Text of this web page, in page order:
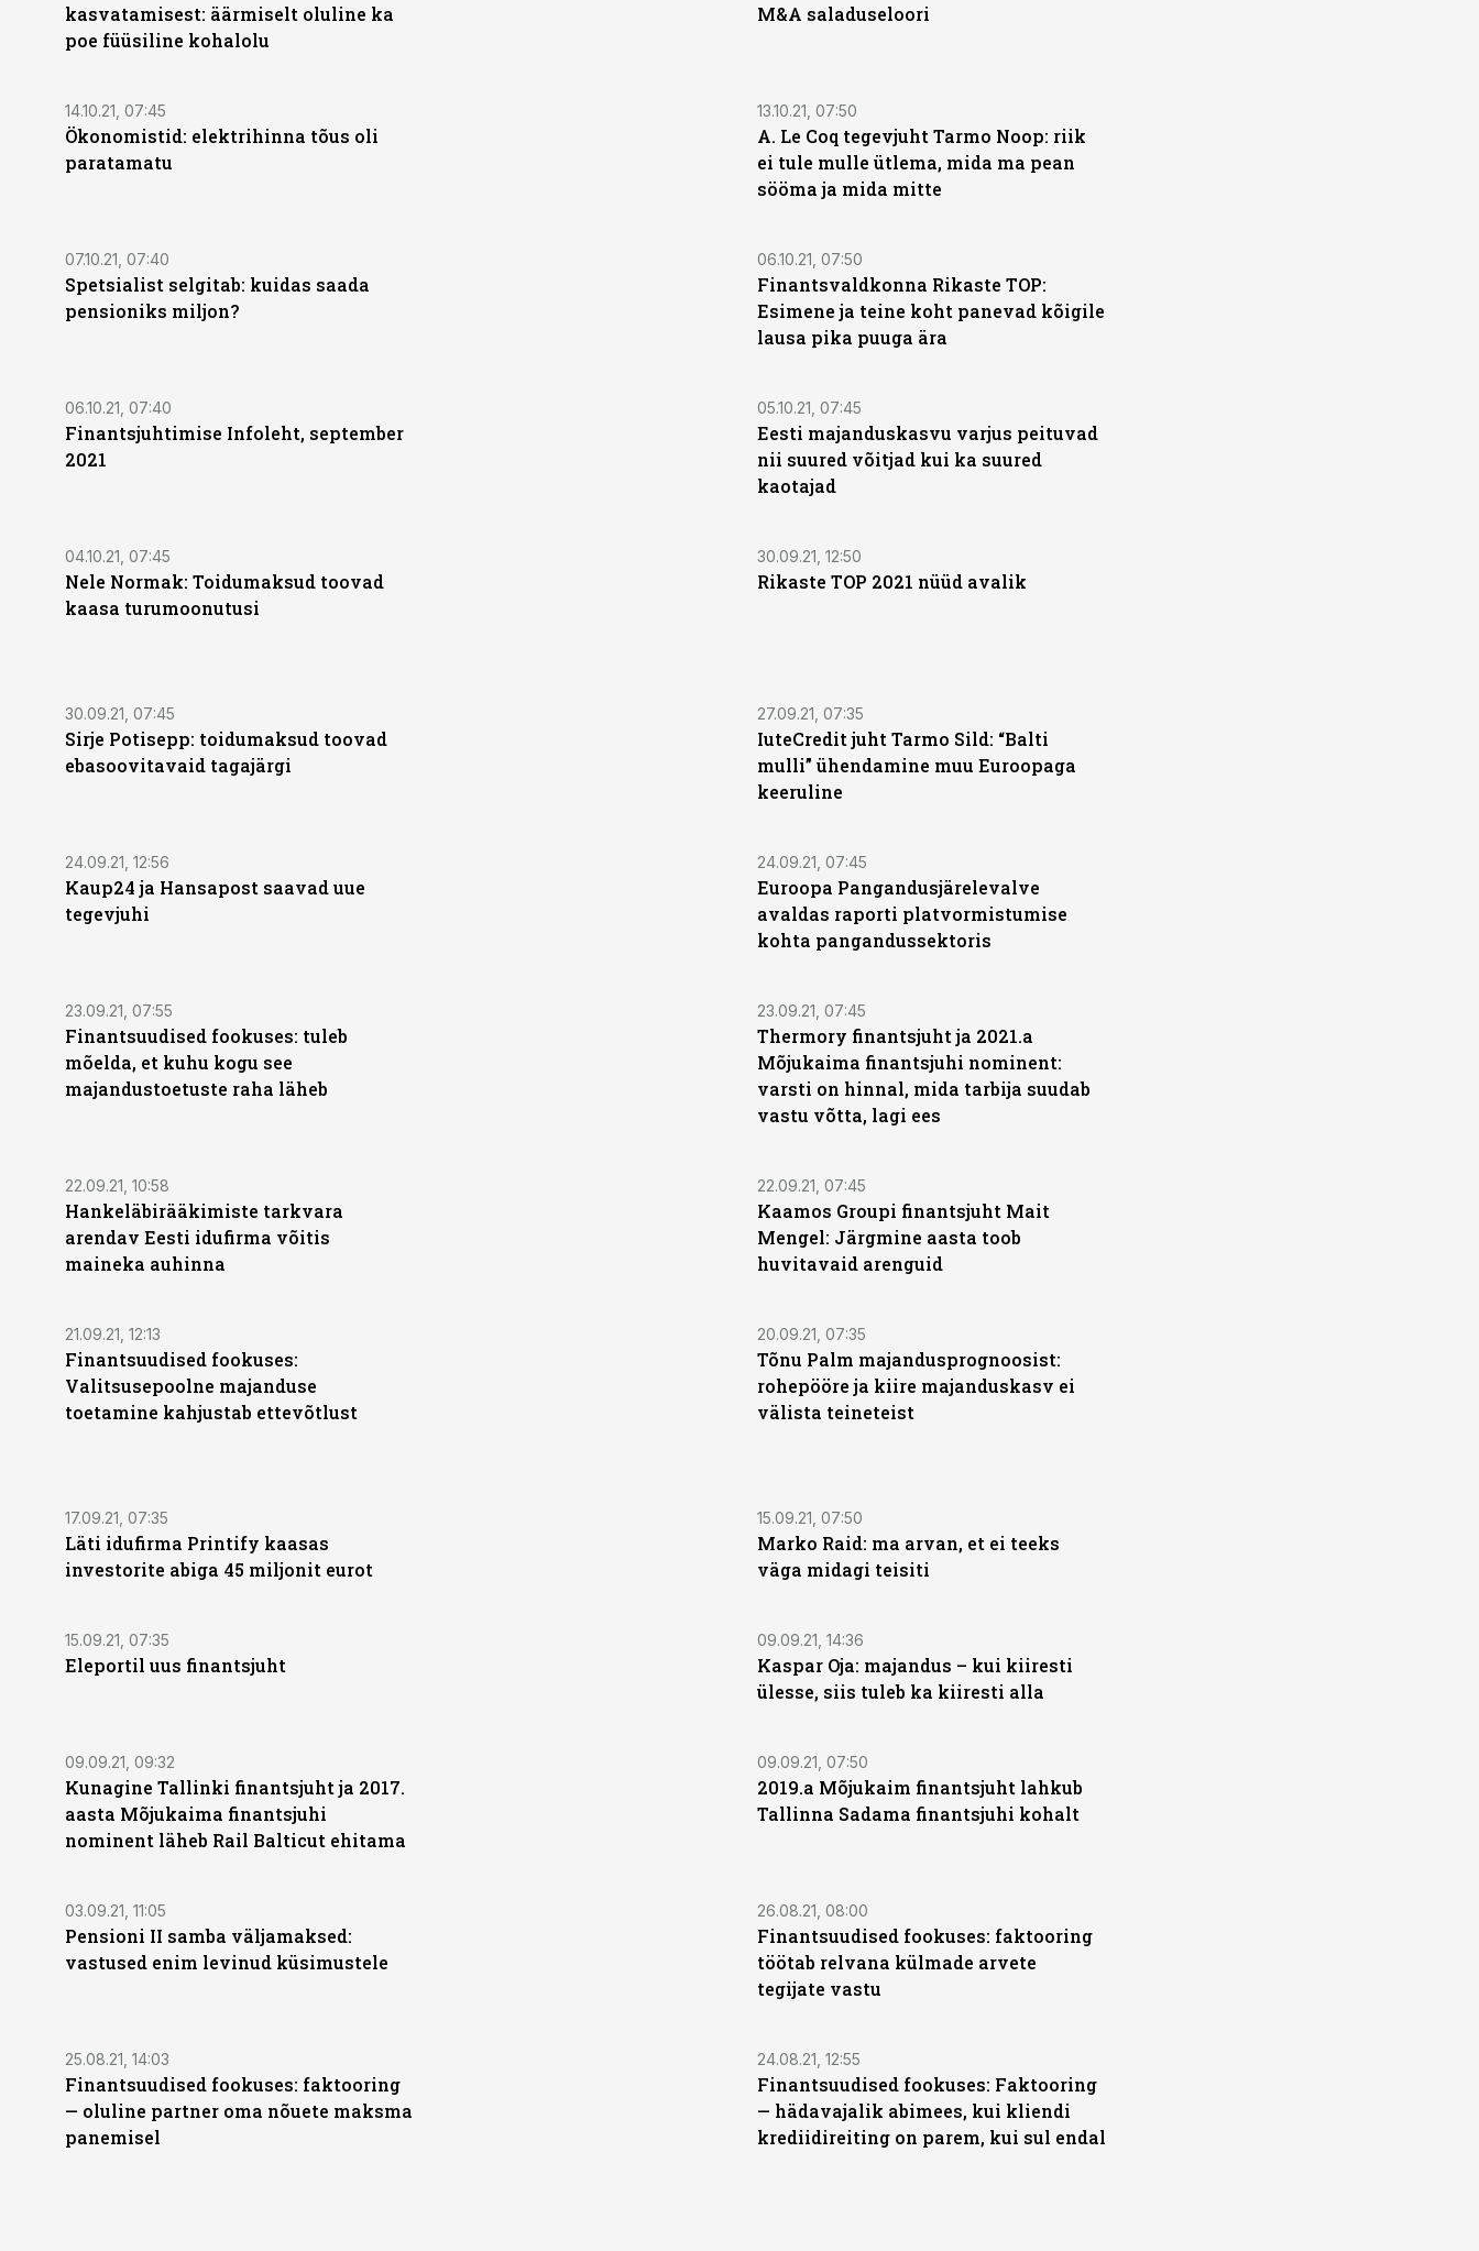
kasvatamisest: äärmiselt oluline ka
poe füüsiline kohalolu
M&A saladuseloori
14.10.21, 07:45
Ökonomistid: elektrihinna tõus oli
paratamatu
13.10.21, 07:50
A. Le Coq tegevjuht Tarmo Noop: riik
ei tule mulle ütlema, mida ma pean
sööma ja mida mitte
07.10.21, 07:40
Spetsialist selgitab: kuidas saada
pensioniks miljon?
06.10.21, 07:50
Finantsvaldkonna Rikaste TOP:
Esimene ja teine koht panevad kõigile
lausa pika puuga ära
06.10.21, 07:40
Finantsjuhtimise Infoleht, september
2021
05.10.21, 07:45
Eesti majanduskasvu varjus peituvad
nii suured võitjad kui ka suured
kaotajad
04.10.21, 07:45
Nele Normak: Toidumaksud toovad
kaasa turumoonutusi
30.09.21, 12:50
Rikaste TOP 2021 nüüd avalik
30.09.21, 07:45
Sirje Potisepp: toidumaksud toovad
ebasoovitavaid tagajärgi
27.09.21, 07:35
IuteCredit juht Tarmo Sild: “Balti
mulli” ühendamine muu Euroopaga
keeruline
24.09.21, 12:56
Kaup24 ja Hansapost saavad uue
tegevjuhi
24.09.21, 07:45
Euroopa Pangandusjärelevalve
avaldas raporti platvormistumise
kohta pangandussektoris
23.09.21, 07:55
Finantsuudised fookuses: tuleb
mõelda, et kuhu kogu see
majandustoetuste raha läheb
23.09.21, 07:45
Thermory finantsjuht ja 2021.a
Mõjukaima finantsjuhi nominent:
varsti on hinnal, mida tarbija suudab
vastu võtta, lagi ees
22.09.21, 10:58
Hankeläbirääkimiste tarkvara
arendav Eesti idufirma võitis
maineka auhinna
22.09.21, 07:45
Kaamos Groupi finantsjuht Mait
Mengel: Järgmine aasta toob
huvitavaid arenguid
21.09.21, 12:13
Finantsuudised fookuses:
Valitsusepoolne majanduse
toetamine kahjustab ettevõtlust
20.09.21, 07:35
Tõnu Palm majandusprognoosist:
rohepööre ja kiire majanduskasv ei
välista teineteist
17.09.21, 07:35
Läti idufirma Printify kaasas
investorite abiga 45 miljonit eurot
15.09.21, 07:50
Marko Raid: ma arvan, et ei teeks
väga midagi teisiti
15.09.21, 07:35
Eleportil uus finantsjuht
09.09.21, 14:36
Kaspar Oja: majandus – kui kiiresti
ülesse, siis tuleb ka kiiresti alla
09.09.21, 09:32
Kunagine Tallinki finantsjuht ja 2017.
aasta Mõjukaima finantsjuhi
nominent läheb Rail Balticut ehitama
09.09.21, 07:50
2019.a Mõjukaim finantsjuht lahkub
Tallinna Sadama finantsjuhi kohalt
03.09.21, 11:05
Pensioni II samba väljamaksed:
vastused enim levinud küsimustele
26.08.21, 08:00
Finantsuudised fookuses: faktooring
töötab relvana külmade arvete
tegijate vastu
25.08.21, 14:03
Finantsuudised fookuses: faktooring
— oluline partner oma nõuete maksma
panemisel
24.08.21, 12:55
Finantsuudised fookuses: Faktooring
— hädavajalik abimees, kui kliendi
krediidireiting on parem, kui sul endal